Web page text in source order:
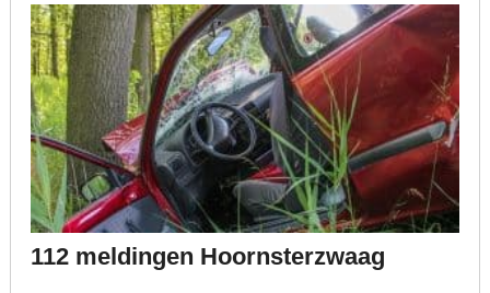
112 meldingen Hoornsterzwaag